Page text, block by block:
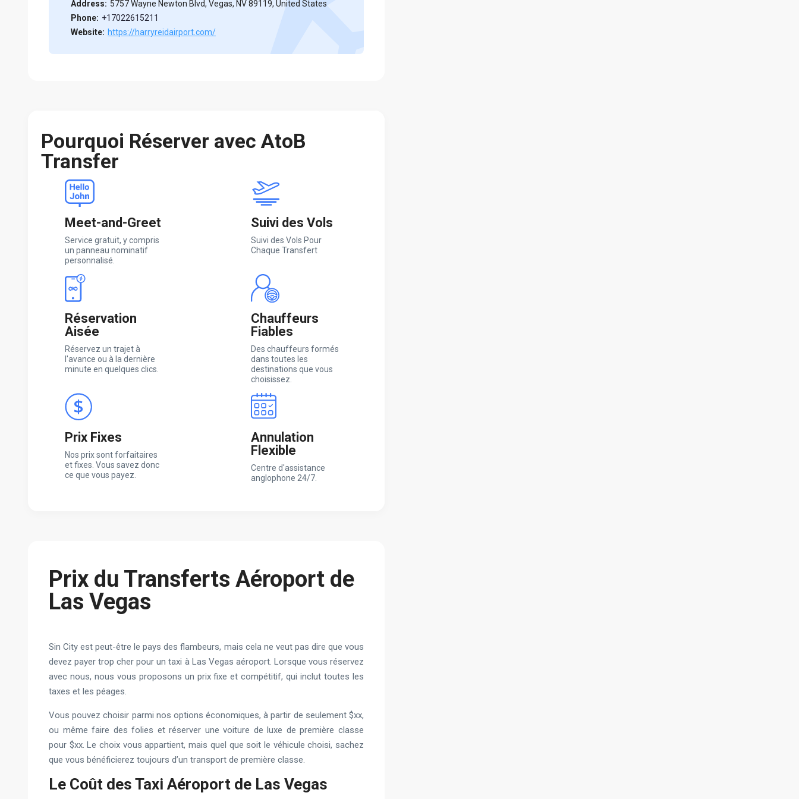
Address: 5757 Wayne Newton Blvd, Vegas, NV 89119, United States
Phone: +17022615211
Website: https://harryreidairport.com/
Pourquoi Réserver avec AtoB
Transfer
Meet-and-Greet
Service gratuit, y compris
un panneau nominatif
personnalisé.
Suivi des Vols
Suivi des Vols Pour
Chaque Transfert
Réservation
Aisée
Réservez un trajet à
l'avance ou à la dernière
minute en quelques clics.
Chauffeurs
Fiables
Des chauffeurs formés
dans toutes les
destinations que vous
choisissez.
Prix Fixes
Nos prix sont forfaitaires
et fixes. Vous savez donc
ce que vous payez.
Annulation
Flexible
Centre d'assistance
anglophone 24/7.
Prix du Transferts Aéroport de
Las Vegas
Sin City est peut-être le pays des flambeurs, mais cela ne veut pas dire que vous
devez payer trop cher pour un taxi à Las Vegas aéroport. Lorsque vous réservez
avec nous, nous vous proposons un prix fixe et compétitif, qui inclut toutes les
taxes et les péages.
Vous pouvez choisir parmi nos options économiques, à partir de seulement $xx,
ou même faire des folies et réserver une voiture de luxe de première classe
pour $xx. Le choix vous appartient, mais quel que soit le véhicule choisi, sachez
que vous bénéficierez toujours d’un transport de première classe.
Le Coût des Taxi Aéroport de Las Vegas